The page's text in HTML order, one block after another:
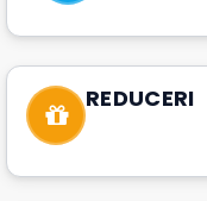
REDUCERI